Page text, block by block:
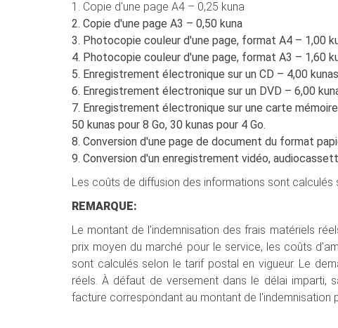
1. Copie d'une page A4 – 0,25 kuna
2. Copie d'une page A3 – 0,50 kuna
3. Photocopie couleur d'une page, format A4 – 1,00
4. Photocopie couleur d'une page, format A3 – 1,60
5. Enregistrement électronique sur un CD – 4,00 kunas
6. Enregistrement électronique sur un DVD – 6,00
7. Enregistrement électronique sur une carte
50 kunas pour 8 Go, 30 kunas pour 4 Go.
8. Conversion d'une page de document du format
9. Conversion d'un enregistrement vidéo,
Les coûts de diffusion des informations sont
REMARQUE:
Le montant de l'indemnisation des frais matériels
prix moyen du marché pour le service, les coûts
sont calculés selon le tarif postal en vigueur. Le
réels. À défaut de versement dans le délai imparti,
facture correspondant au montant de l'indemnisation